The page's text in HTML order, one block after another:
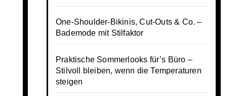
One-Shoulder-Bikinis, Cut-Outs & Co. –
Bademode mit Stilfaktor
Praktische Sommerlooks für’s Büro –
Stilvoll bleiben, wenn die Temperaturen
steigen